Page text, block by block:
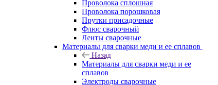
Проволока сплошная
Проволока порошковая
Прутки присадочные
Флюс сварочный
Ленты сварочные
Материалы для сварки меди и ее сплавов
Назад
Материалы для сварки меди и ее
сплавов
Электроды сварочные